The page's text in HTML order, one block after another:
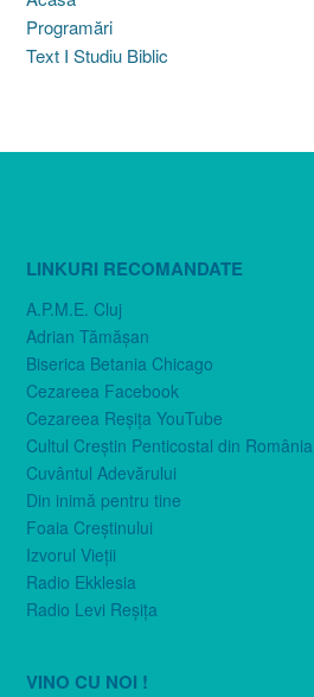
Programări
Text I Studiu Biblic
LINKURI RECOMANDATE
A.P.M.E. Cluj
Adrian Tămăşan
Biserica Betania Chicago
Cezareea Facebook
Cezareea Reşiţa YouTube
Cultul Creştin Penticostal din România
Cuvântul Adevărului
Din inimă pentru tine
Foaia Creştinului
Izvorul Vieţii
Radio Ekklesia
Radio Levi Reşiţa
VINO CU NOI !